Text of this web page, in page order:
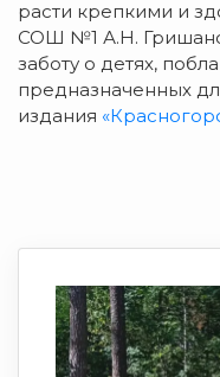
расти крепкими и
СОШ №1 А.Н.
заботу о детях,
предназначенных
издания